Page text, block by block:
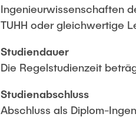
Ingenieurwissenschaften
TUHH oder gleichwertige
Studiendauer
Die Regelstudienzeit
Studienabschluss
Abschluss als Diplom-